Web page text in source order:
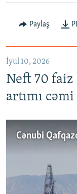
Paylaş
İyul 10, 2026
Neft 70 faiz
artımı
No